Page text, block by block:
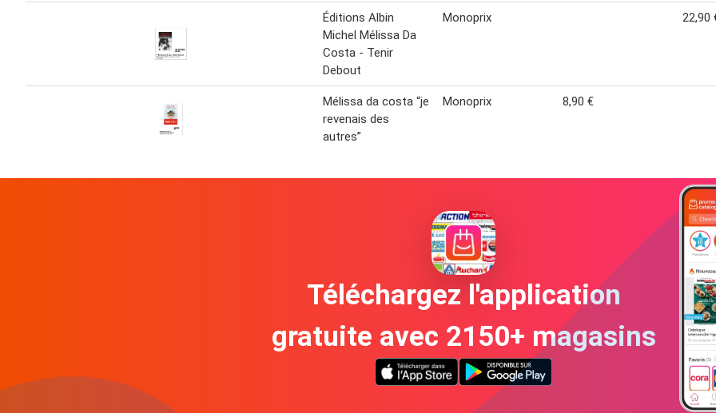
Éditions Albin
Michel Mélissa Da
Costa - Tenir
Debout
Monoprix 22,90
Mélissa da costa “je
revenais des
autres”
Monoprix 8,90 €
Téléchargez l'application
gratuite avec 2150+ magasins